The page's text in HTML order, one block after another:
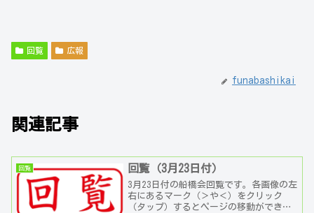
回覧 広報
funabashikai
関連記事
回覧 回覧（3月23日付）
3月23日付の船橋会回覧です。各画像の左
右にあるマーク（＞や＜）をクリック
（タップ）するとページの移動ができま